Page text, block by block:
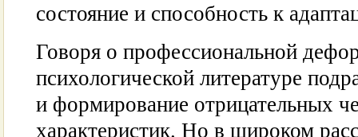
состояние и способность к
Говоря о профессиональной
психологической литературе
и формирование отрицательных
характеристик. Но в широком